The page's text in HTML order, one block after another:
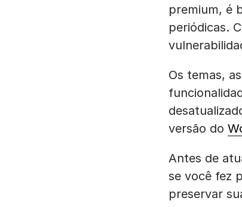
premium, é
periódicas.
Os temas,
versão do
Antes de
se você fez
preservar